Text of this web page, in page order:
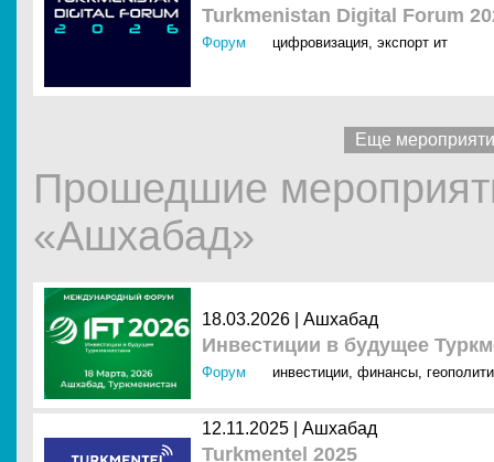
Turkmenistan Digital Forum
Форум цифровизация, экспорт ит
Еще
Прошедшие
«Ашхабад»
18.03.2026 | Ашхабад
Инвестиции в будущее
Форум инвестиции, финансы,
12.11.2025 | Ашхабад
Turkmentel 2025